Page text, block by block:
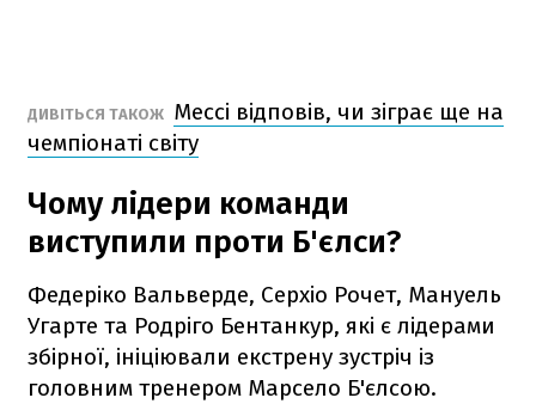
ДИВІТЬСЯ ТАКОЖ Мессі відповів, чи зіграє ще на
чемпіонаті світу
Чому лідери команди
виступили проти Б'єлси?
Федеріко Вальверде, Серхіо Рочет, Мануель
Угарте та Родріго Бентанкур, які є лідерами
збірної, ініціювали екстрену зустріч із
головним тренером Марсело Б'єлсою.